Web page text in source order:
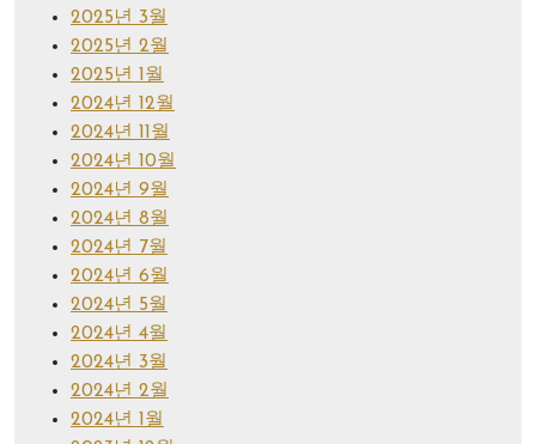
2025년 3월
2025년 2월
2025년 1월
2024년 12월
2024년 11월
2024년 10월
2024년 9월
2024년 8월
2024년 7월
2024년 6월
2024년 5월
2024년 4월
2024년 3월
2024년 2월
2024년 1월